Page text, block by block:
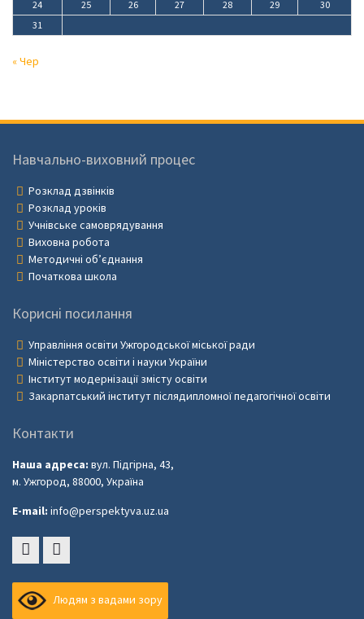
24
25 26 27 28 29
30
31
« Чер
Навчально-виховний процес
Розклад дзвінків
Розклад уроків
Учнівське самоврядування
Виховна робота
Методичні об’єднання
Початкова школа
Корисні посилання
Управління освіти Ужгородської міської ради
Міністерство освіти і науки України
Інститут модернізації змісту освіти
Закарпатський інститут післядипломної педагогічної освіти
Контакти
Наша адреса: вул. Підгірна, 43,
м. Ужгород, 88000, Україна
E-mail: info@perspektyva.uz.ua
Людям з вадами зору